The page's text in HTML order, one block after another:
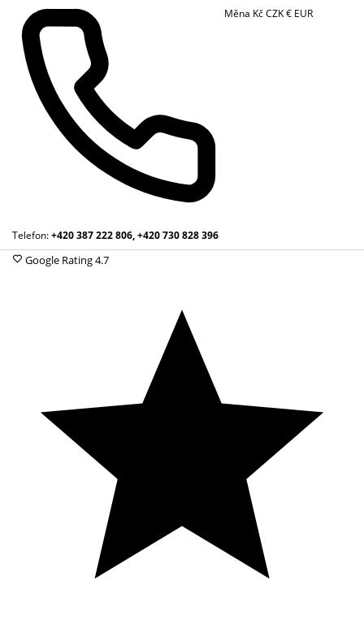
Telefon:+420 387 222 806, +420 730 828 396
Měna KčCZK€ EUR
Google Rating4.7